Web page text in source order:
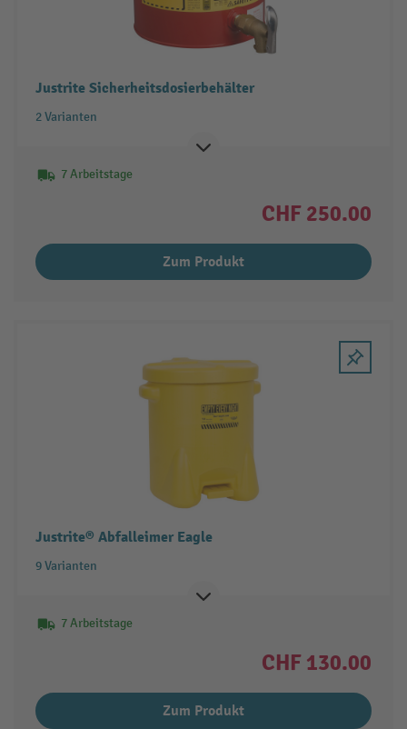
Justrite Sicherheitsdosierbehälter
2 Varianten
7 Arbeitstage
CHF 250.00
Zum Produkt
Justrite® Abfalleimer Eagle
9 Varianten
7 Arbeitstage
CHF 130.00
Zum Produkt